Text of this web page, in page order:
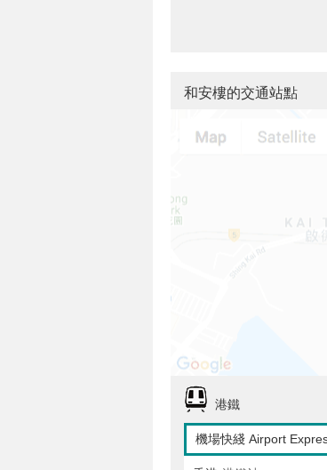
和安樓的交通站點
港鐵
機場快綫 Airport